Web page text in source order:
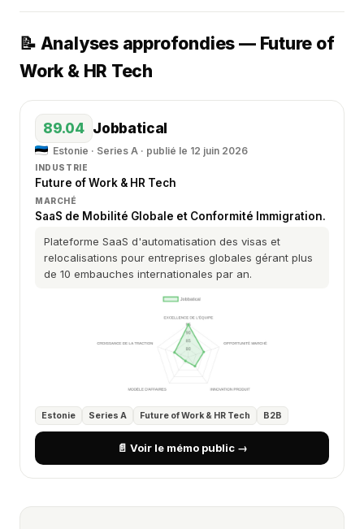
📝 Analyses approfondies — Future of
Work & HR Tech
89.04 Jobbatical
Estonie · Series A · publié le 12 juin 2026
INDUSTRIE
Future of Work & HR Tech
MARCHÉ
SaaS de Mobilité Globale et Conformité Immigration.
Plateforme SaaS d'automatisation des visas et
relocalisations pour entreprises globales gérant plus
de 10 embauches internationales par an.
Estonie Series A Future of Work & HR Tech B2B
📄 Voir le mémo public →